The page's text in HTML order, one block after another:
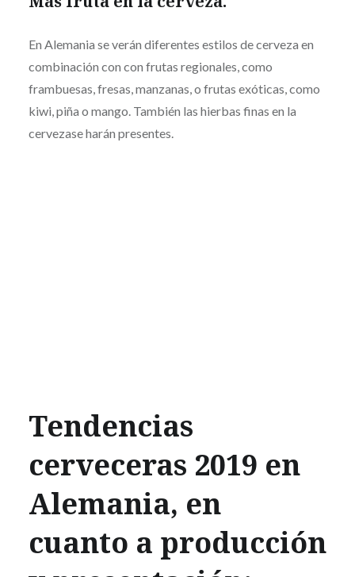
En Alemania se verán diferentes estilos de cerveza en
combinación con con frutas regionales, como
frambuesas, fresas, manzanas, o frutas exóticas, como
kiwi, piña o mango. También las hierbas finas en la
cervezase harán presentes.
Tendencias
cerveceras 2019 en
Alemania, en
cuanto a producción